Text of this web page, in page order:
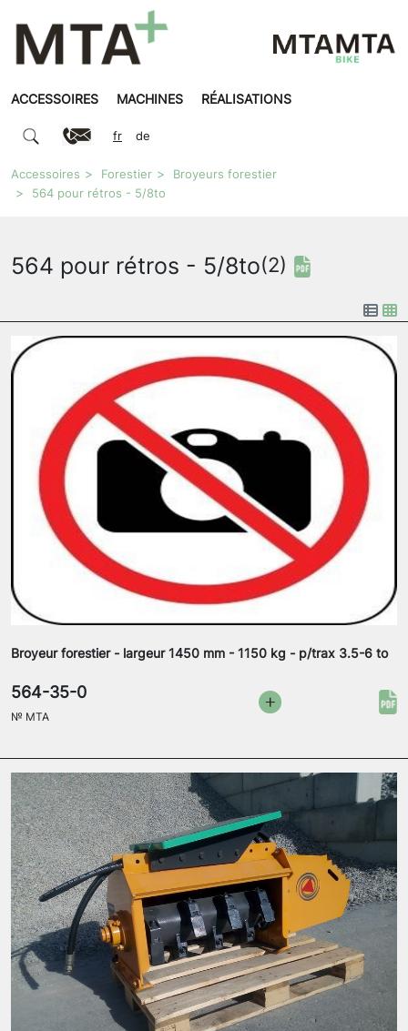
ACCESSOIRES MACHINES RÉALISATIONS
fr de
Accessoires Forestier
Broyeurs forestier
564 pour rétros - 5/8to
564 pour rétros - 5/8to(2)
Broyeur forestier - largeur 1450 mm - 1150 kg - p/trax 3.5-6 to
564-35-0
№ MTA